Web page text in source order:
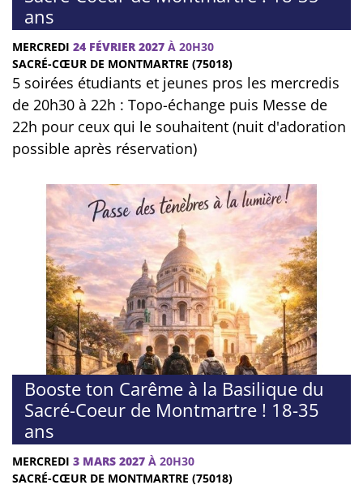
ans
MERCREDI 24 FÉVRIER 2027 À 20H30
SACRÉ-CŒUR DE MONTMARTRE (75018)
5 soirées étudiants et jeunes pros les mercredis
de 20h30 à 22h : Topo-échange puis Messe de
22h pour ceux qui le souhaitent (nuit d'adoration
possible après réservation)
Booste ton Carême à la Basilique du
Sacré-Coeur de Montmartre ! 18-35
ans
MERCREDI 3 MARS 2027 À 20H30
SACRÉ-CŒUR DE MONTMARTRE (75018)